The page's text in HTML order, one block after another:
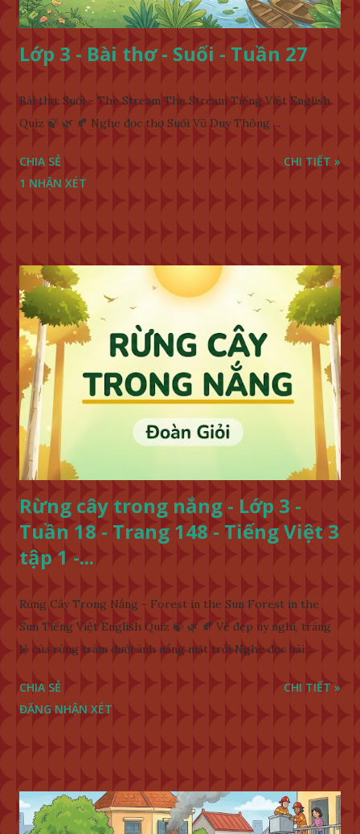
Lớp 3 - Bài thơ - Suối - Tuần 27
Bài thơ: Suối - The Stream The Stream Tiếng Việt English
Quiz 🍃 🌿 🍂 Nghe đọc thơ Suối Vũ Duy Thông ...
CHIA SẺ
1 NHẬN XÉT
CHI TIẾT »
Rừng cây trong nắng - Lớp 3 -
Tuần 18 - Trang 148 - Tiếng Việt 3
tập 1 -...
Rừng Cây Trong Nắng - Forest in the Sun Forest in the
Sun Tiếng Việt English Quiz 🍃 🌿 🍂 Vẻ đẹp uy nghi, tráng
lệ của rừng tràm dưới ánh nắng mặt trời Nghe đọc bài ...
CHIA SẺ
ĐĂNG NHẬN XÉT
CHI TIẾT »